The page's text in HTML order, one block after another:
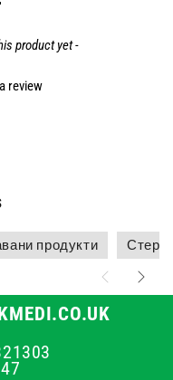
product yet -
review
продукти